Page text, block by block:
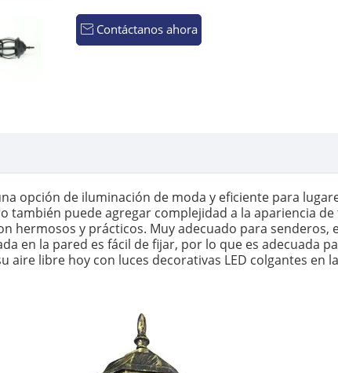
Contáctanos ahora
opción de iluminación de moda y eficiente para
puede agregar complejidad a la apariencia
hermosos y prácticos. Muy adecuado para
en la pared es fácil de fijar, por lo que es adecuada
aire libre hoy con luces decorativas LED colgantes en